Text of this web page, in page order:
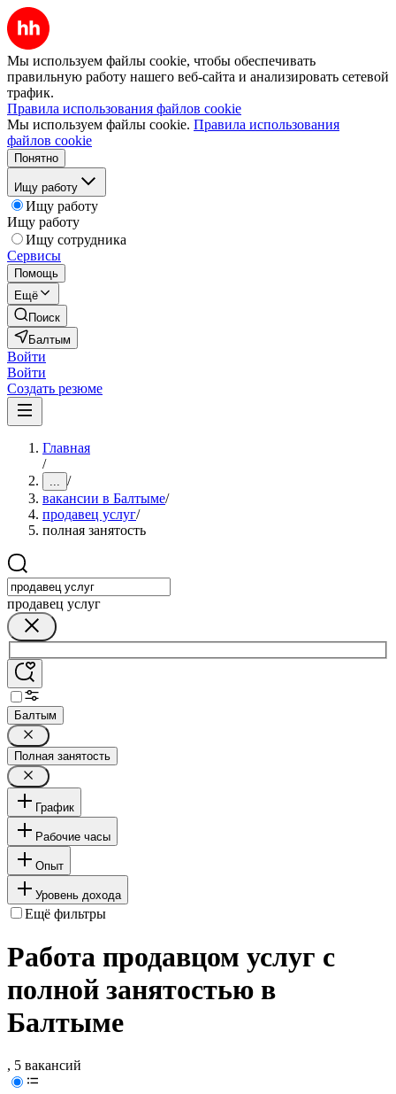
Мы используем файлы cookie, чтобы обеспечивать
правильную работу нашего веб-сайта и анализировать сетевой
трафик.
Правила использования файлов cookie
Мы используем файлы cookie. Правила использования
файлов cookie
Понятно
Ищу работу
Ищу работу
Ищу работу
Ищу сотрудника
Сервисы
Помощь
Ещё
Поиск
Балтым
Войти
Войти
Создать резюме
Главная
/
... /
вакансии в Балтыме/
продавец услуг/
полная занятость
продавец услуг
Балтым
Полная занятость
График
Рабочие часы
Опыт
Уровень дохода
Ещё фильтры
Работа продавцом услуг с
полной занятостью в
Балтыме
, 5 вакансий